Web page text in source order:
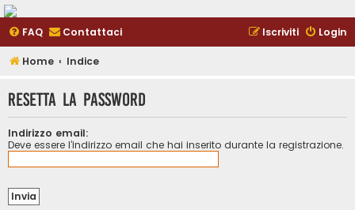
FAQ Contattaci Login
Iscriviti
Home Indice
Resetta la password
Indirizzo email:
Deve essere l’indirizzo email che hai inserito durante la registrazione.